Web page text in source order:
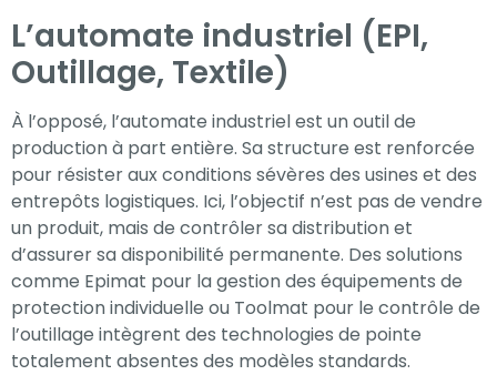
L’automate industriel (EPI,
Outillage, Textile)
À l’opposé, l’automate industriel est un outil de
production à part entière. Sa structure est renforcée
pour résister aux conditions sévères des usines et des
entrepôts logistiques. Ici, l’objectif n’est pas de vendre
un produit, mais de contrôler sa distribution et
d’assurer sa disponibilité permanente. Des solutions
comme Epimat pour la gestion des équipements de
protection individuelle ou Toolmat pour le contrôle de
l’outillage intègrent des technologies de pointe
totalement absentes des modèles standards.